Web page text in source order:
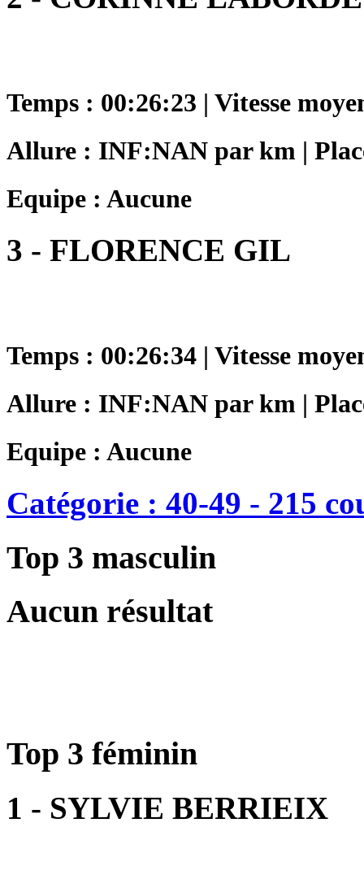
Temps : 00:26:23 | Vitesse
Allure : INF:NAN par km |
Equipe : Aucune
3 - FLORENCE GIL
Temps : 00:26:34 | Vitesse
Allure : INF:NAN par km |
Equipe : Aucune
Catégorie : 40-49 - 215
Top 3 masculin
Aucun résultat
Top 3 féminin
1 - SYLVIE BERRIEIX